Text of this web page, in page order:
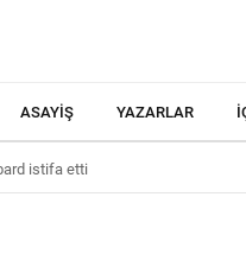
ASAYIŞ YAZARLAR
istifa etti